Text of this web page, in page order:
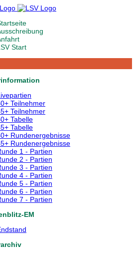
Start
Teilnehmer
Teilnehmer
Tabelle
Tabelle
Rundenergebnisse
Rundenergebnisse
1 - Partien
2 - Partien
3 - Partien
4 - Partien
5 - Partien
6 - Partien
7 - Partien
EM